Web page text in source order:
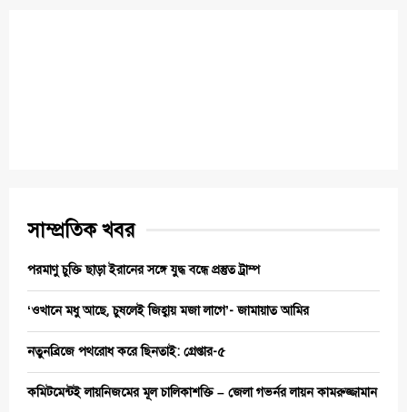
সাম্প্রতিক খবর
পরমাণু চুক্তি ছাড়া ইরানের সঙ্গে যুদ্ধ বন্ধে প্রস্তুত ট্রাম্প
‘ওখানে মধু আছে, চুষলেই জিহ্বায় মজা লাগে’- জামায়াত আমির
নতুনব্রিজে পথরোধ করে ছিনতাই: গ্রেপ্তার-৫
কমিটমেন্টই লায়নিজমের মূল চালিকাশক্তি – জেলা গভর্নর লায়ন কামরুজ্জামান